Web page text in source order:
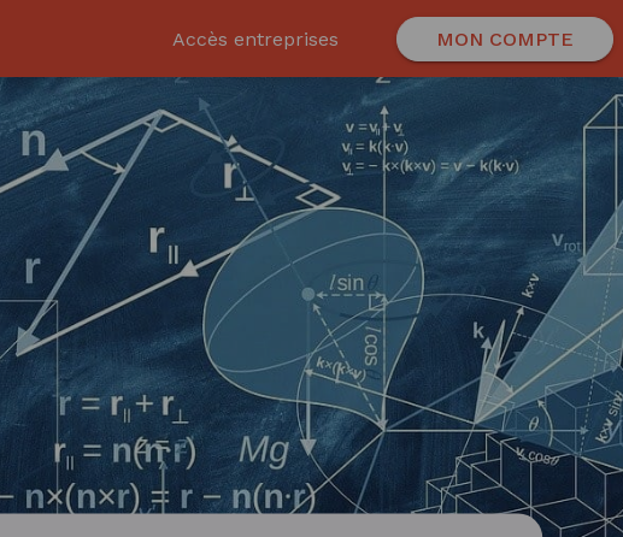
Accès entreprises MON COMPTE